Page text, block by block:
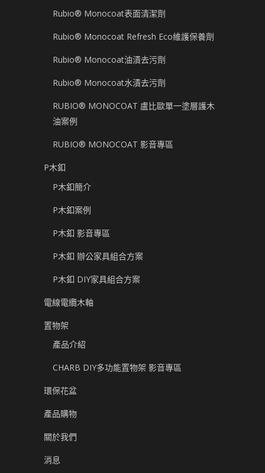
Rubio® Monocoat表面清潔劑
Rubio® Monocoat Refresh Eco維護保養劑
Rubio® Monocoat油漬去污劑
Rubio® Monocoat水漬去污劑
RUBIO® MONOCOAT 盧比歐單一塗層護木
油案例
RUBIO® MONOCOAT 影音專區
P木釦
P木釦簡介
P木釦案例
P木釦 影音專區
P木釦 辦公家具組合方案
P木釦 DIY家具組合方案
電線電纜木軸
置物架
產品介紹
CHARB DIY多功能置物架 影音專區
環保花盆
產品購物
關於我們
消息